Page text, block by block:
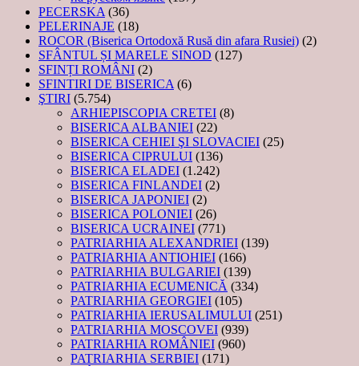
PECERSKA (36)
PELERINAJE (18)
ROCOR (Biserica Ortodoxă Rusă din afara Rusiei) (2)
SFÂNTUL ȘI MARELE SINOD (127)
SFINȚI ROMÂNI (2)
SFINTIRI DE BISERICA (6)
ŞTIRI (5.754)
ARHIEPISCOPIA CRETEI (8)
BISERICA ALBANIEI (22)
BISERICA CEHIEI ŞI SLOVACIEI (25)
BISERICA CIPRULUI (136)
BISERICA ELADEI (1.242)
BISERICA FINLANDEI (2)
BISERICA JAPONIEI (2)
BISERICA POLONIEI (26)
BISERICA UCRAINEI (771)
PATRIARHIA ALEXANDRIEI (139)
PATRIARHIA ANTIOHIEI (166)
PATRIARHIA BULGARIEI (139)
PATRIARHIA ECUMENICĂ (334)
PATRIARHIA GEORGIEI (105)
PATRIARHIA IERUSALIMULUI (251)
PATRIARHIA MOSCOVEI (939)
PATRIARHIA ROMÂNIEI (960)
PATRIARHIA SERBIEI (171)